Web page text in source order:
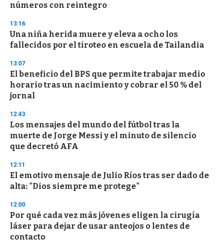
números con reintegro
13:16
Una niña herida muere y eleva a ocho los
fallecidos por el tiroteo en escuela de Tailandia
13:07
El beneficio del BPS que permite trabajar medio
horario tras un nacimiento y cobrar el 50 % del
jornal
12:43
Los mensajes del mundo del fútbol tras la
muerte de Jorge Messi y el minuto de silencio
que decretó AFA
12:11
El emotivo mensaje de Julio Ríos tras ser dado de
alta: "Dios siempre me protege"
12:00
Por qué cada vez más jóvenes eligen la cirugía
láser para dejar de usar anteojos o lentes de
contacto